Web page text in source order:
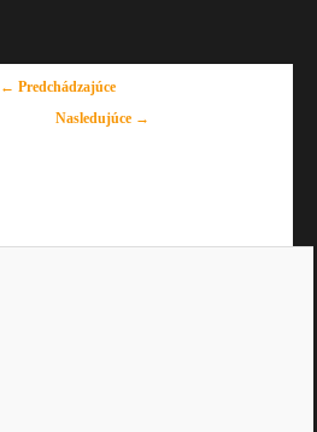
Navigácia
← Predchádzajúce
Nasledujúce →